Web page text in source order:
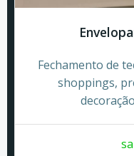
Fechamento de
shoppings,